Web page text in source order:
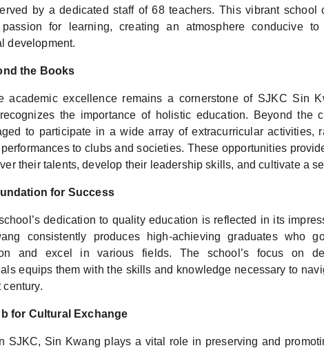
by a dedicated staff of 68 teachers. This vibrant school
for learning, creating an atmosphere conducive to
development.
the Books
academic excellence remains a cornerstone of SJKC Sin
the importance of holistic education. Beyond the
to participate in a wide array of extracurricular activities,
to clubs and societies. These opportunities
their talents, develop their leadership skills, and cultivate a
for Success
dedication to quality education is reflected in its
consistently produces high-achieving graduates who
and excel in various fields. The school’s focus on
equips them with the skills and knowledge necessary to
century.
for Cultural Exchange
SJKC, Sin Kwang plays a vital role in preserving and